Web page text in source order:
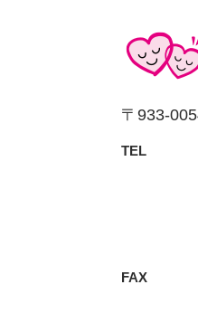
〒933-
TEL
FAX